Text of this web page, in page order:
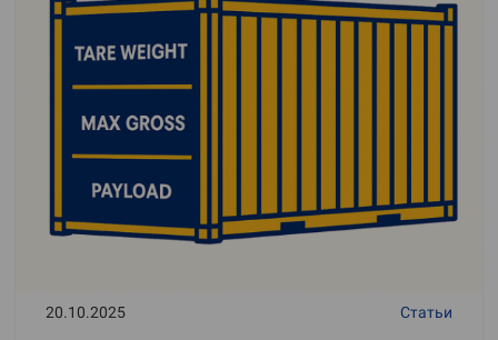
20.10.2025 Статьи